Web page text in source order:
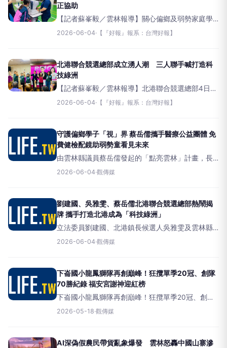
正協助
【記者蘇峯毅／雲林報導】關心偏鄉及弱勢家庭學
童視力健康，由雲林縣議員蔡岳儒推動的「點亮雲
免費視
2026-06-04· 【『好報』報系：台灣好報】
北港聯合競選總部成立湧人潮 三人聯手喊打造科
技綠洲
【記者蘇峯毅／雲林報導】北港聯合競選總部4日舉
行開幕茶會，立法委員劉建國、北港鎮長候選人吳
也展現三人
2026-06-04· 【『好報』報系：台灣好報】
守護偏鄉學子「視」界 蔡岳儒攜手醫療公益團體 免
費健檢配鏡助弱勢童看見未來
由雲林縣議員蔡岳儒發起的「點亮雲林」計畫，長
期關懷偏鄉及弱勢學童。今日台全醫療體系專業醫
攝）
2026-06-04·觀傳媒
劉建國、吳雅雯、蔡岳儒北港聯合競選總部熱鬧揭
牌 攜手打造北港成為「科技綠洲」
立法委員劉建國、北港鎮長候選人吳雅雯及雲林縣
議員蔡岳儒，北港聯合競選總部揭牌。（圖／記者
2026-06-04·觀傳媒
下崙國小龍鳳獅隊再創巔峰！狂攬單季20冠、創隊
70勝紀錄 福安宮謝神迎紅榜
下崙國小龍鳳獅隊再創巔峰！狂攬單季20冠、創隊
70勝紀錄，福安宮謝神迎紅榜。（圖／記者洪佳伶
2026-05-18·觀傳媒
AI深偽假農民帶貨亂象爆發 雲林怒轟中國山寨滲